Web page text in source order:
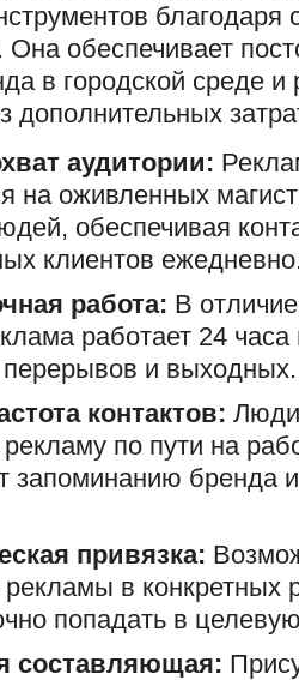
Она обеспечивает
в городской среде и
дополнительных
аудитории:
на оживленных
обеспечивая
клиентов
работа: В
работает 24 часа
и выходных.
контактов: Люди
по пути на
запоминанию
привязка:
в конкретных
попадать в
составляющая: